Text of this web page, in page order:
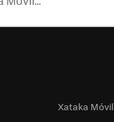
Xataka Móvil